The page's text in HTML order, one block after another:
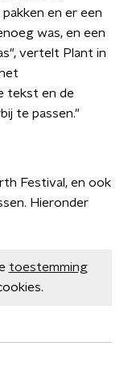
en er een
was, en een
vertelt Plant in
tekst en de
te passen."
Festival, en ook
Hieronder
toestemming